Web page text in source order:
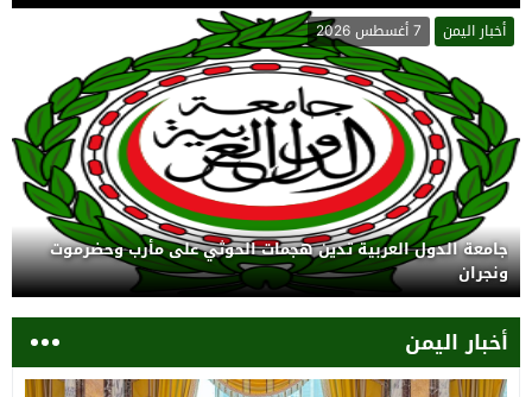
جامعة الدول العربية تدين هجمات الحوثي على مأرب وحضرموت
ونجران
أخبار اليمن 7 أغسطس 2026
أخبار اليمن